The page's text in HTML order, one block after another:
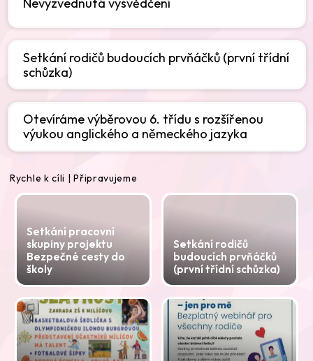
Setkání rodičů budoucích prvňáčků (první třídní
schůzka)
Otevíráme výběrovou 6. třídu s rozšířenou
výukou anglického a německého jazyka
Rychle k cíli | Připravujeme
Setkání pracovní
skupiny projektu
Bezpečné cesty do
školy
Setkání rodičů
budoucích prvňáčků
(první třídní schůzka)